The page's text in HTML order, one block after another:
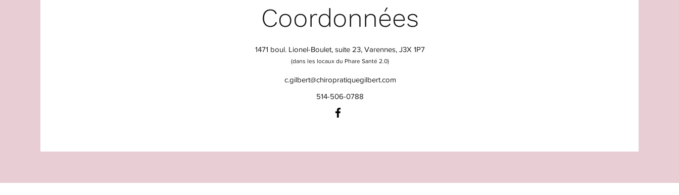
Coordonnées
1471 boul. Lionel-Boulet, suite 23, Varennes, J3X 1P7
(dans les locaux du Phare Santé 2.0)
c.gilbert@chiropratiquegilbert.com
514-506-0788